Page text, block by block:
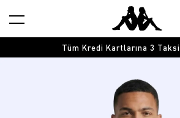
Tüm Kredi Kartlarına 3